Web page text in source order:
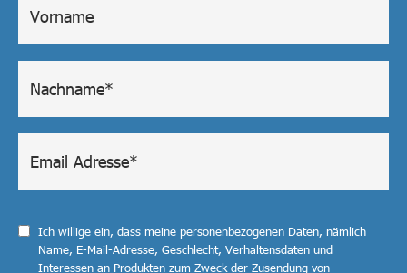
Ich willige ein, dass meine personenbezogenen Daten, nämlich
Name, E-Mail-Adresse, Geschlecht, Verhaltensdaten und
Interessen an Produkten zum Zweck der Zusendung von